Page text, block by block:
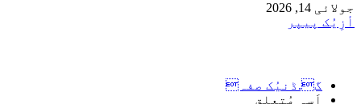
جولائی 14, 2026
أزِیُک پیپر
گ.ڈنیُک صفہ
اَسہِ مُتعلِق